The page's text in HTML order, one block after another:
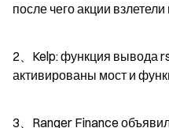
после чего акции
2、Kelp: функция вывода
активированы мост и
3、Ranger Finance